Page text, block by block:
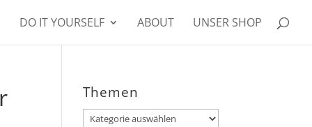
DO IT YOURSELF ABOUT UNSER SHOP
Themen
Themen